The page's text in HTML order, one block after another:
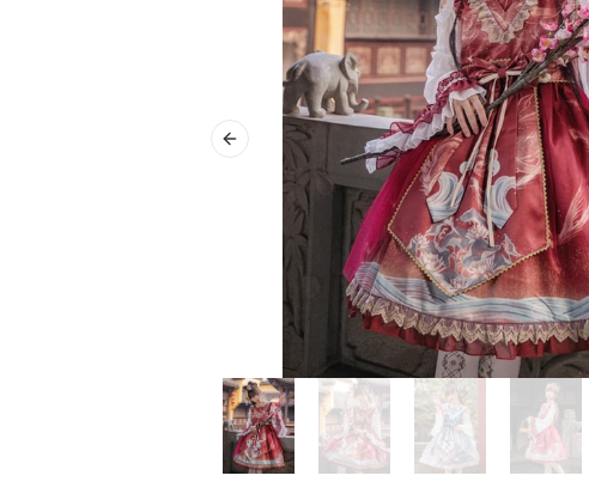
Previous slide